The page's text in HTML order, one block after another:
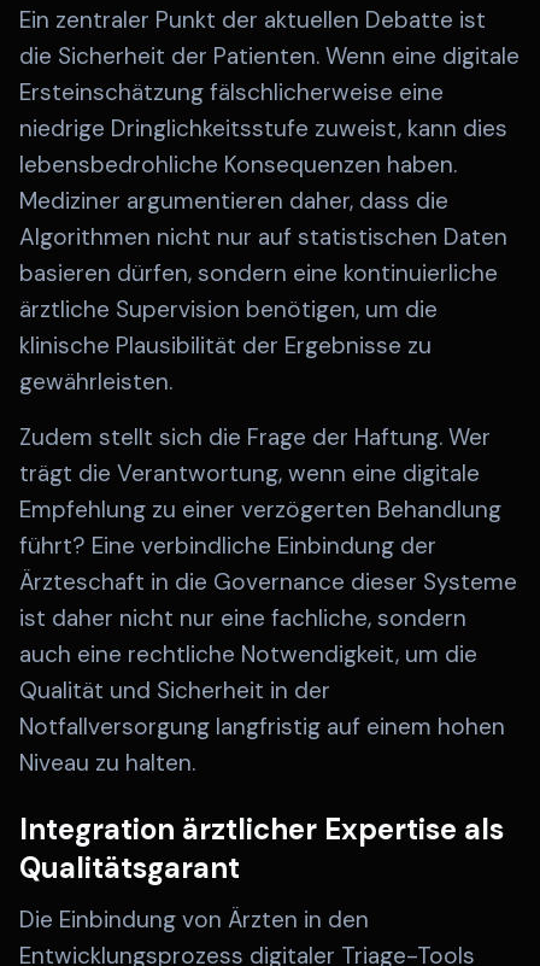
Ein zentraler Punkt der aktuellen Debatte ist
die Sicherheit der Patienten. Wenn eine digitale
Ersteinschätzung fälschlicherweise eine
niedrige Dringlichkeitsstufe zuweist, kann dies
lebensbedrohliche Konsequenzen haben.
Mediziner argumentieren daher, dass die
Algorithmen nicht nur auf statistischen Daten
basieren dürfen, sondern eine kontinuierliche
ärztliche Supervision benötigen, um die
klinische Plausibilität der Ergebnisse zu
gewährleisten.
Zudem stellt sich die Frage der Haftung. Wer
trägt die Verantwortung, wenn eine digitale
Empfehlung zu einer verzögerten Behandlung
führt? Eine verbindliche Einbindung der
Ärzteschaft in die Governance dieser Systeme
ist daher nicht nur eine fachliche, sondern
auch eine rechtliche Notwendigkeit, um die
Qualität und Sicherheit in der
Notfallversorgung langfristig auf einem hohen
Niveau zu halten.
Integration ärztlicher Expertise als
Qualitätsgarant
Die Einbindung von Ärzten in den
Entwicklungsprozess digitaler Triage-Tools